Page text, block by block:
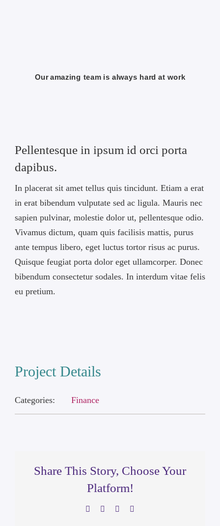
Our amazing team is always hard at work
Pellentesque in ipsum id orci porta
dapibus.
In placerat sit amet tellus quis tincidunt. Etiam a erat
in erat bibendum vulputate sed ac ligula. Mauris nec
sapien pulvinar, molestie dolor ut, pellentesque odio.
Vivamus dictum, quam quis facilisis mattis, purus
ante tempus libero, eget luctus tortor risus ac purus.
Quisque feugiat porta dolor eget ullamcorper. Donec
bibendum consectetur sodales. In interdum vitae felis
eu pretium.
Project Details
Categories: Finance
Share This Story, Choose Your
Platform!
Facebook LinkedIn